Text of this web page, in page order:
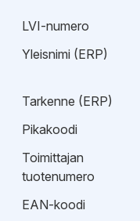
LVI-numero
Yleisnimi (ERP)
Tarkenne (ERP)
Pikakoodi
Toimittajan
tuotenumero
EAN-koodi